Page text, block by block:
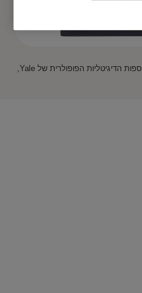
סדרת Yale standard היא סדרת הכספות הדיגיטליות הפופולרית של Yale,